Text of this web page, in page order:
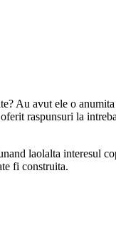
Au avut ele o
raspunsuri la
laolalta interesul
fi construita.